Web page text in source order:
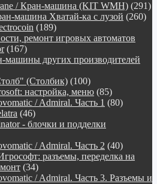
/ Кран-машина (KIT WMH) (291)
машина Хватай-ка с лузой (260)
(189)
ремонт игровых автоматов
(167)
машины других производителей
(Столбик) (100)
настройка, меню (85)
/ Admiral. Часть 1 (80)
(46)
- блочки и подделки
/ Admiral. Часть 2 (40)
разъемы, переделка на
(34)
/ Admiral. Часть 3. Разъемы и